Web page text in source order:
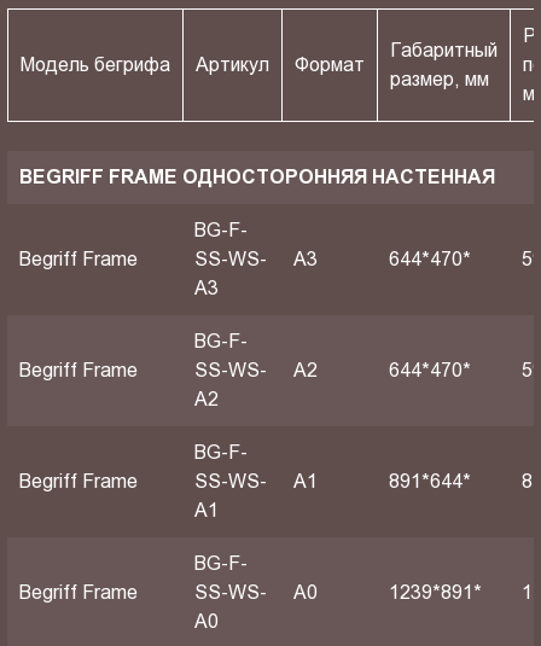
Модель бегрифа Артикул Формат
Габаритный
размер, мм
BEGRIFF FRAME ОДНОСТОРОННЯЯ НАСТЕННАЯ
Begriff Frame
BG-F-
SS-WS-
A3
A3 644*470*
Begriff Frame
BG-F-
SS-WS-
A2
A2 644*470*
Begriff Frame
BG-F-
SS-WS-
A1
А1 891*644*
Begriff Frame
BG-F-
SS-WS-
A0
А0 1239*891*